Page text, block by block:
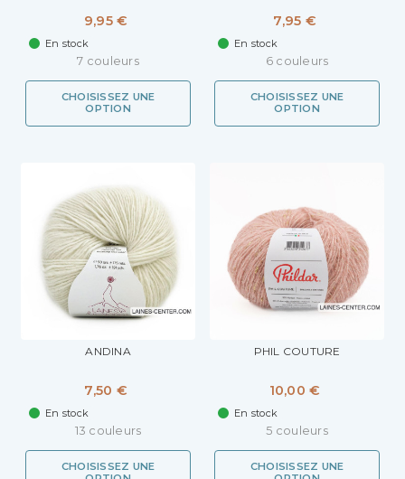
9,95 €
En stock
7 couleurs
CHOISISSEZ UNE
OPTION
7,95 €
En stock
6 couleurs
CHOISISSEZ UNE
OPTION
ANDINA
7,50 €
En stock
13 couleurs
CHOISISSEZ UNE
PHIL COUTURE
10,00 €
En stock
5 couleurs
CHOISISSEZ UNE